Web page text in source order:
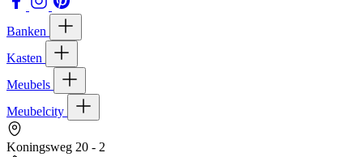
Banken
Kasten
Meubels
Meubelcity
Koningsweg 20 - 2